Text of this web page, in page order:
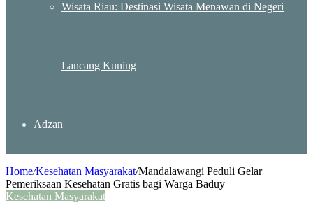
Wisata Riau: Destinasi Wisata Menawan di Negeri
Lancang Kuning
Adzan
Home/Kesehatan Masyarakat/Mandalawangi Peduli Gelar
Pemeriksaan Kesehatan Gratis bagi Warga Baduy
Kesehatan Masyarakat